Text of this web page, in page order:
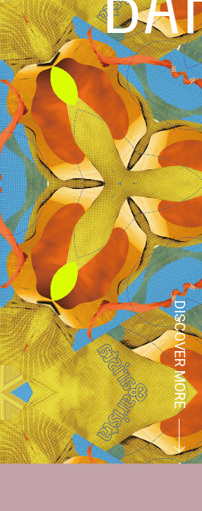
DISCOVER MORE